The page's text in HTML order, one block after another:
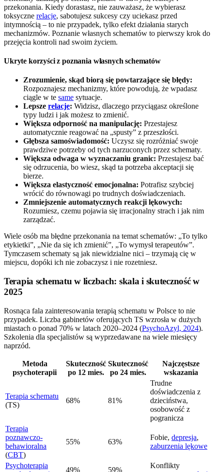
przekonania. Kiedy dorastasz, nie zauważasz, że wybierasz
toksyczne relacje, sabotujesz sukcesy czy uciekasz przed
intymnością – to nie przypadek, tylko efekt działania starych
mechanizmów. Poznanie własnych schematów to pierwszy krok do
przejęcia kontroli nad swoim życiem.
Ukryte korzyści z poznania własnych schematów
Zrozumienie, skąd biorą się powtarzające się błędy:
Rozpoznajesz mechanizmy, które powodują, że wpadasz
ciągle w te same sytuacje.
Lepsze relacje: Widzisz, dlaczego przyciągasz określone
typy ludzi i jak możesz to zmienić.
Większa odporność na manipulację: Przestajesz
automatycznie reagować na „spusty” z przeszłości.
Głębsza samoświadomość: Uczysz się rozróżniać swoje
prawdziwe potrzeby od tych narzuconych przez schematy.
Większa odwaga w wyznaczaniu granic: Przestajesz bać
się odrzucenia, bo wiesz, skąd ta potrzeba akceptacji się
bierze.
Większa elastyczność emocjonalna: Potrafisz szybciej
wrócić do równowagi po trudnych doświadczeniach.
Zmniejszenie automatycznych reakcji lękowych:
Rozumiesz, czemu pojawia się irracjonalny strach i jak nim
zarządzać.
Wiele osób ma błędne przekonania na temat schematów: „To tylko
etykietki”, „Nie da się ich zmienić”, „To wymysł terapeutów”.
Tymczasem schematy są jak niewidzialne nici – trzymają cię w
miejscu, dopóki ich nie zobaczysz i nie rozetniesz.
Terapia schematu w liczbach: skala i skuteczność w
2025
Rosnąca fala zainteresowania terapią schematu w Polsce to nie
przypadek. Liczba gabinetów oferujących TS wzrosła w dużych
miastach o ponad 70% w latach 2020–2024 (PsychoAzyl, 2024).
Szkolenia dla specjalistów są wyprzedawane na wiele miesięcy
naprzód.
Metoda
psychoterapii
Skuteczność
po 12 mies.
Skuteczność
po 24 mies.
Najczęstsze
wskazania
Terapia schematu
(TS)
68% 81%
Trudne
doświadczenia z
dzieciństwa,
osobowość z
pogranicza
Terapia
poznawczo-
behawioralna
(CBT)
55% 63%
Fobie, depresja,
zaburzenia lękowe
Psychoterapia
49% 59%
Konflikty